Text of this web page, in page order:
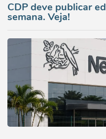
CDP deve publicar
semana. Veja!